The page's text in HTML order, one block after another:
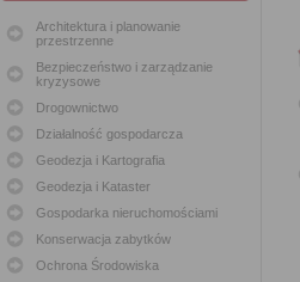
Architektura i planowanie
przestrzenne
Bezpieczeństwo i zarządzanie
kryzysowe
Drogownictwo
Działalność gospodarcza
Geodezja i Kartografia
Geodezja i Kataster
Gospodarka nieruchomościami
Konserwacja zabytków
Ochrona Środowiska